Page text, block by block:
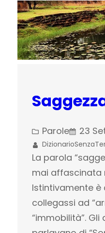
Parole 23
La parola
mai affascinata
Istintivamente è
collegassi ad
“immobilità”.